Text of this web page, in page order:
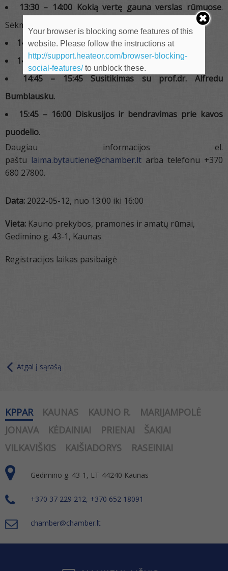
13:30 – 14:00 Kokią vertę gauna verslas rūmuose.
Sėkmės istorijos.
14:00 – 14:30 Dalyvių prisistatymai
14:30 – 14:45 Pertrauka
14:45 – 15:45 Susitikimas su prof.dr. Alfredu
Bumblausku.
15:45 – 16:00 Diskusijos ir bendravimas prie kavos
puodelio.
Daugiau informacijos el.
paštu laima.bytautiene@chamber.lt arba telefonu +370
680 27800.
Data: 2022-05-12, nuo 13:00 iki 16:00
Vieta: Kauno prekybos, pramonės ir amatų rūmai,
Gedimino g. 43-1, Kaunas
Registracijos laikas pasibaigė
Atgal į sąrašą
KPPAR KAUNAS KAUNO R.
MARIJAMPOLĖ
JONAVA
KĖDAINIAI PRIENAI
ŠAKIAI
VILKAVIŠKIS
KAIŠIADORYS RASEINIAI
Gedimino g. 43-1, LT-44240 Kaunas
+370 37 229 212, +370 652 18091
chamber@chamber.lt
Your browser is blocking some features of this
website. Please follow the instructions at
http://support.heateor.com/browser-blocking-
social-features/to unblock these.